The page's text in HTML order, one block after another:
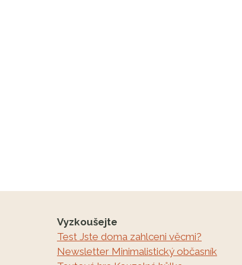
Vyzkoušejte
Test Jste doma zahlceni věcmi?
Newsletter Minimalistický občasník